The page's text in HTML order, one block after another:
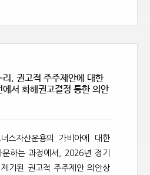
리, 권고적 주주제안에 대한
서 화해권고결정 통한 의안
스자산운용의 가비아에 대한
하는 과정에서, 2026년 정기
기된 권고적 주주제안 의안상